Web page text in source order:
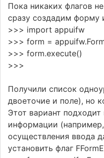
Пока никаких флагов
сразу создадим форму
>>> import appuifw
>>> form =
>>> form.execute()
>>>
Получили список
двоеточие и поле), но
Этот вариант
информации
осуществления ввода
установить флаг